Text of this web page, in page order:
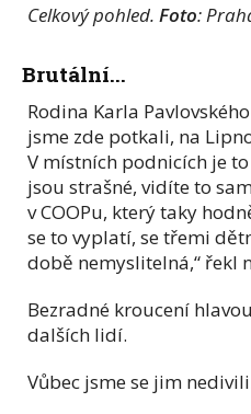
Celkový pohled. Foto:
Brutální...
Rodina Karla
jsme zde potkali, na
V místních podnicích je
jsou strašné, vidíte to
v COOPu, který taky
se to vyplatí, se třemi
době nemyslitelná,“ řekl
Bezradné kroucení
dalších lidí.
Vůbec jsme se jim